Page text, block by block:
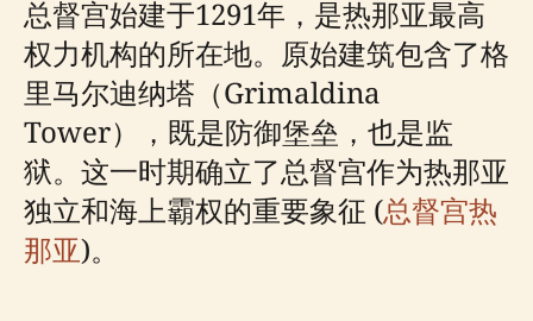
总督宫始建于1291年，是热那亚最高
权力机构的所在地。原始建筑包含了格
里马尔迪纳塔（Grimaldina
Tower），既是防御堡垒，也是监
狱。这一时期确立了总督宫作为热那亚
独立和海上霸权的重要象征 (总督宫热
那亚)。